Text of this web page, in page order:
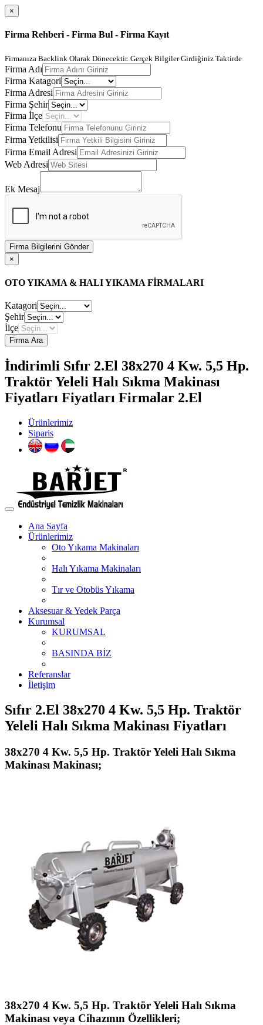
×
Firma Rehberi - Firma Bul - Firma Kayıt
Firmanıza Backlink Olarak Dönecektir. Gerçek Bilgiler Girdiğiniz Taktirde
Firma Adı
Firma Katagori
Firma Adresi
Firma Şehir
Firma İlçe
Firma Telefonu
Firma Yetkilisi
Firma Email Adresi
Web Adresi
Ek Mesaj
Firma Bilgilerini Gönder
×
OTO YIKAMA & HALI YIKAMA FİRMALARI
Katagori
Şehir
İlçe
Firma Ara
İndirimli Sıfır 2.El 38x270 4 Kw. 5,5 Hp.
Traktör Yeleli Halı Sıkma Makinası
Fiyatları Fiyatları Firmalar 2.El
Ürünlerimiz
Siparis
Ana Sayfa
Ürünlerimiz
Oto Yıkama Makinaları
Halı Yıkama Makinaları
Tır ve Otobüs Yıkama
Aksesuar & Yedek Parça
Kurumsal
KURUMSAL
BASINDA BİZ
Referanslar
İletişim
Sıfır 2.El 38x270 4 Kw. 5,5 Hp. Traktör
Yeleli Halı Sıkma Makinası Fiyatları
38x270 4 Kw. 5,5 Hp. Traktör Yeleli Halı Sıkma
Makinası Makinası;
38x270 4 Kw. 5,5 Hp. Traktör Yeleli Halı Sıkma
Makinası veya Cihazının Özellikleri;